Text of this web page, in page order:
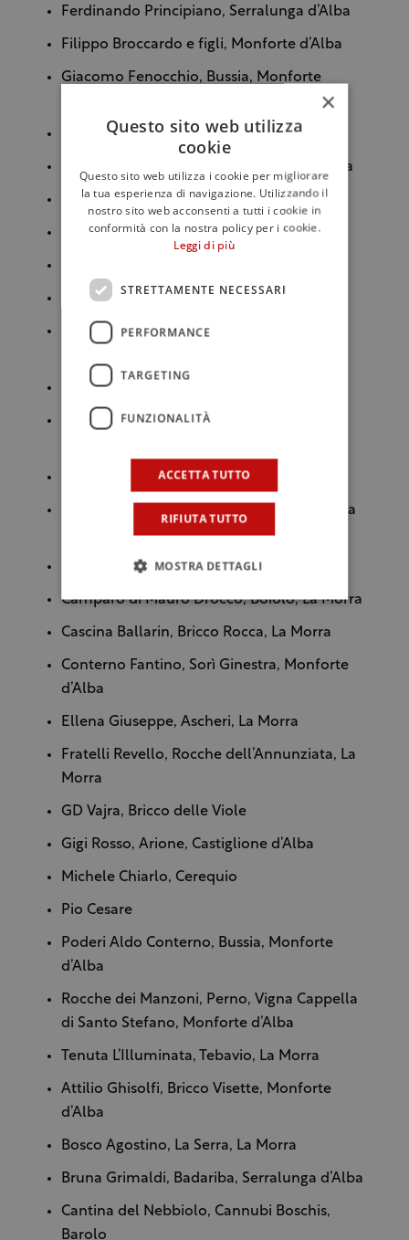
Ferdinando Principiano, Serralunga d’Alba
Filippo Broccardo e figli, Monforte d’Alba
Giacomo Fenocchio, Bussia, Monforte
La Spinetta, Campè Vursù
Paolo Conterno, Ginestra, Monforte d’Alba
Poderi Luigi Einaudi, Cannubi, Barolo
Prunotto, Bussia, Monforte d’Alba
Seghesio, Ginestra, Monforte d’Alba
Vietti, Rocche di Castiglione, Castiglione
Villadoria, Serralunga d’Alba
Amalia Cascina in Langa, Le Coste di
Andrea Oberto, Brunate, La Morra
Andrea Oberto, Rocche dell’Annunziata, La
Anna Maria Abbona
Camparo di Mauro Drocco, Boiolo, La Morra
Cascina Ballarin, Bricco Rocca, La Morra
Conterno Fantino, Sorì Ginestra, Monforte
d’Alba
Ellena Giuseppe, Ascheri, La Morra
Fratelli Revello, Rocche dell’Annunziata, La
Morra
GD Vajra, Bricco delle Viole
Gigi Rosso, Arione, Castiglione d’Alba
Michele Chiarlo, Cerequio
Pio Cesare
Poderi Aldo Conterno, Bussia, Monforte
d’Alba
Rocche dei Manzoni, Perno, Vigna Cappella
di Santo Stefano, Monforte d’Alba
Tenuta L’Illuminata, Tebavio, La Morra
Attilio Ghisolfi, Bricco Visette, Monforte
d’Alba
Bosco Agostino, La Serra, La Morra
Bruna Grimaldi, Badariba, Serralunga d’Alba
Cantina del Nebbiolo, Cannubi Boschis,
Barolo
×
Questo sito web utilizza
cookie
Questo sito web utilizza i cookie per migliorare
la tua esperienza di navigazione. Utilizzando il
nostro sito web acconsenti a tutti i cookie in
conformità con la nostra policy per i cookie.
Leggi di più
STRETTAMENTE NECESSARI
PERFORMANCE
TARGETING
FUNZIONALITÀ
ACCETTA TUTTO
RIFIUTA TUTTO
MOSTRA DETTAGLI